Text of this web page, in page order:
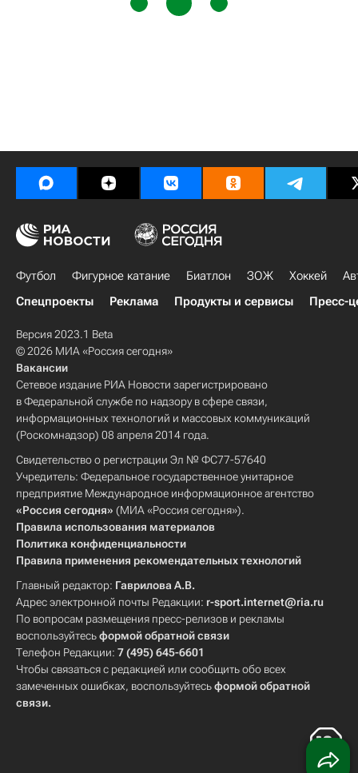
Футбол Фигурное катание Биатлон ЗОЖ Хоккей
Спецпроекты
Реклама Продукты и сервисы Пресс-
Версия 2023.1 Beta
© 2026 МИА «Россия сегодня»
Вакансии
Сетевое издание РИА Новости зарегистрировано
в Федеральной службе по надзору в сфере связи,
информационных технологий и массовых коммуникаций
(Роскомнадзор) 08 апреля 2014 года.
Свидетельство о регистрации Эл № ФС77-57640
Учредитель: Федеральное государственное унитарное
предприятие Международное информационное агентство
«Россия сегодня» (МИА «Россия сегодня»).
Правила использования материалов
Политика конфиденциальности
Правила применения рекомендательных технологий
Главный редактор: Гаврилова А.В.
Адрес электронной почты Редакции: r-sport.internet@ria.ru
По вопросам размещения пресс-релизов и рекламы
воспользуйтесьформой обратной связи
Телефон Редакции: 7 (495) 645-6601
Чтобы связаться с редакцией или сообщить обо всех
замеченных ошибках, воспользуйтесьформой обратной
связи.